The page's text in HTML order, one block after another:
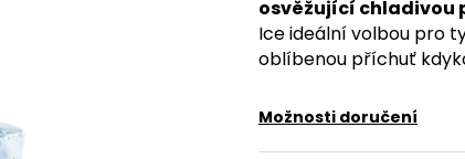
osvěžující chladivou
Ice ideální volbou pro
oblíbenou příchuť
Možnosti doručení